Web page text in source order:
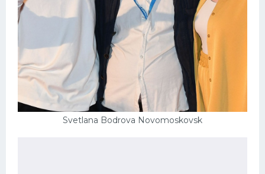
Svetlana Bodrova Novomoskovsk